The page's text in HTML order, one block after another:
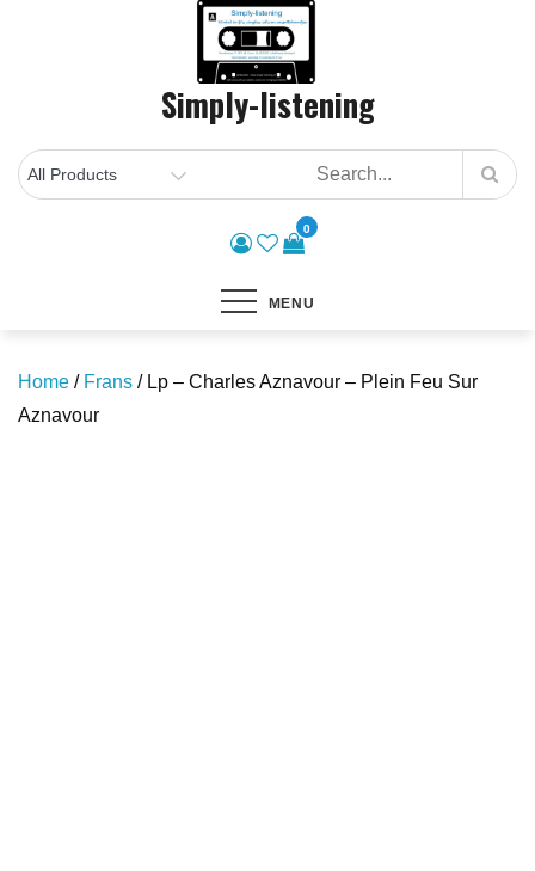
Simply-listening
0
MENU
Home / Frans / Lp – Charles Aznavour – Plein Feu Sur
Aznavour